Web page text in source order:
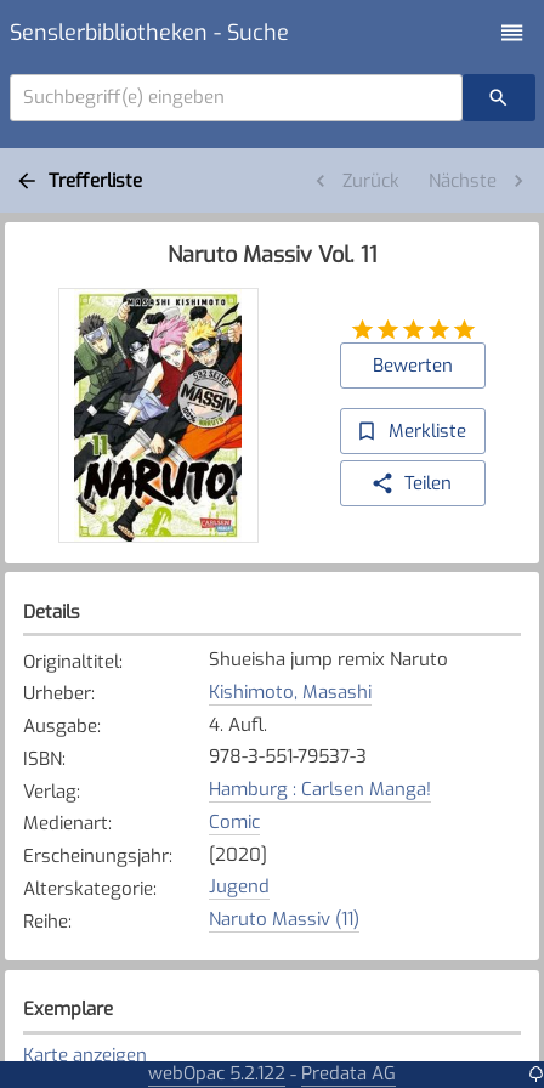
Senslerbibliotheken - Suche
Suchbegriff(e) eingeben
Trefferliste Zurück Nächste
Naruto Massiv Vol. 11
Bewerten
Merkliste
Teilen
Details
Originaltitel:
Shueisha jump remix Naruto
Urheber:
Kishimoto, Masashi
Ausgabe:
4. Aufl.
ISBN:
978-3-551-79537-3
Verlag:
Hamburg : Carlsen Manga!
Medienart:
Comic
Erscheinungsjahr:
[2020]
Alterskategorie:
Jugend
Reihe: Naruto Massiv (11)
Exemplare
Karte anzeigen
webOpac 5.2.122 - Predata AG